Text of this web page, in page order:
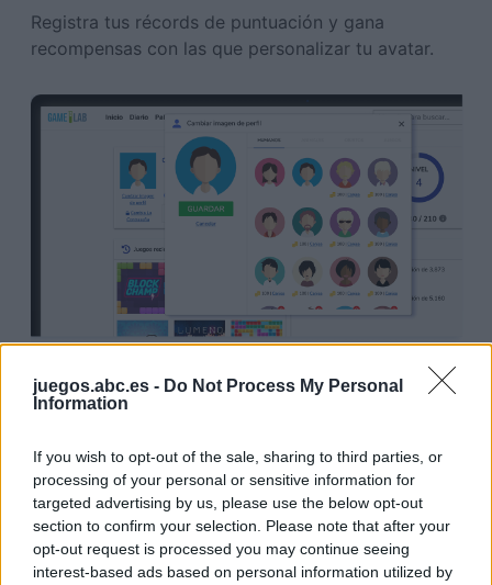
juegos.abc.es - Do Not Process My Personal
Information
If you wish to opt-out of the sale, sharing to third parties, or
processing of your personal or sensitive information for
targeted advertising by us, please use the below opt-out
section to confirm your selection. Please note that after your
opt-out request is processed you may continue seeing
interest-based ads based on personal information utilized by
Registra tus récords de puntuación y gana
recompensas con las que personalizar tu avatar.
La tienda:
A partir de 2019, podrás usar monedas del juego para
ganar actualizaciones exclusivas, potenciadores y
objetos estéticos para tu avatar.
Logros: